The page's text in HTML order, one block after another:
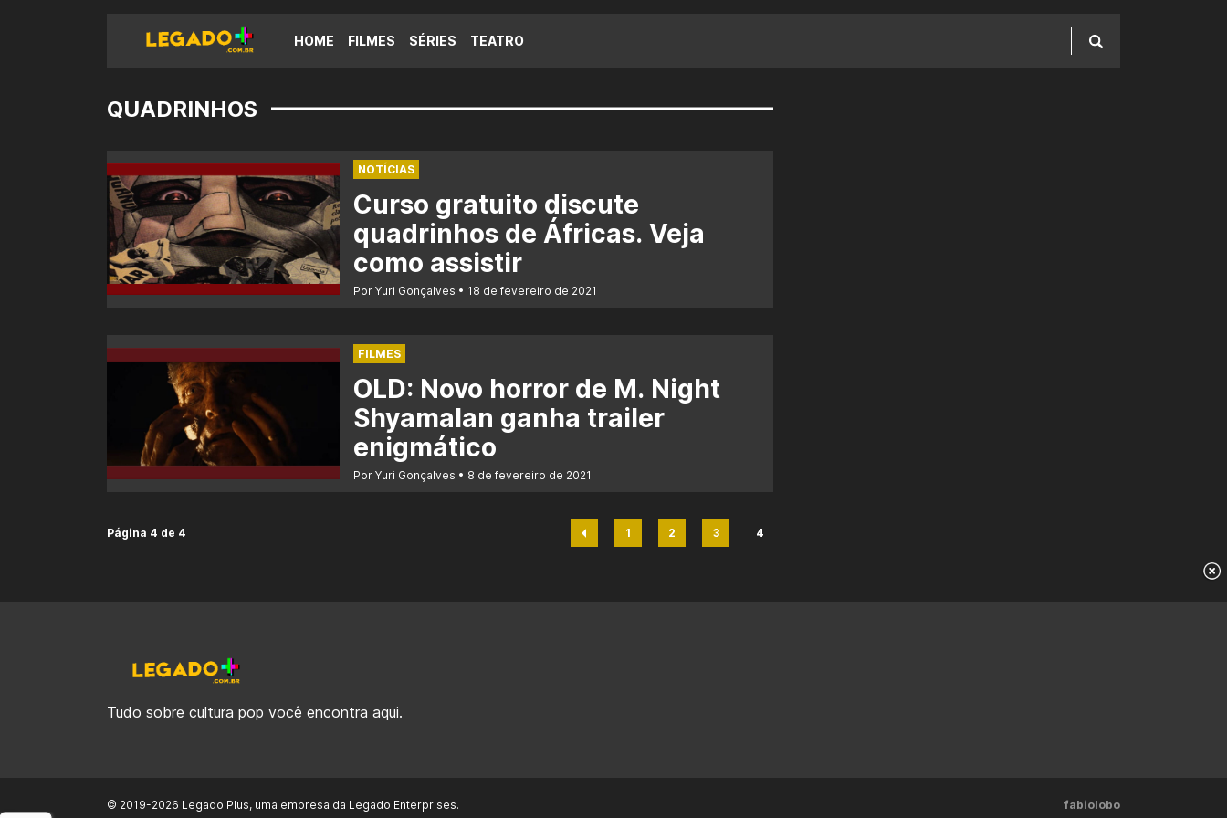
HOME FILMES SÉRIES TEATRO
QUADRINHOS
NOTÍCIAS
Curso gratuito discute
quadrinhos de Áfricas. Veja
como assistir
Por Yuri Gonçalves 18 de fevereiro de 2021
FILMES
OLD: Novo horror de M. Night
Shyamalan ganha trailer
enigmático
Por Yuri Gonçalves 8 de fevereiro de 2021
Página 4 de 4
Página
1
Página
2
Página
3
4
Tudo sobre cultura pop você encontra aqui.
© 2019-2026 Legado Plus, uma empresa da Legado Enterprises. fabiolobo